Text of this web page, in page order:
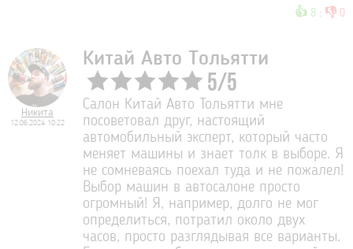
👍 8 : 👎 0
Никита
12.06.2024 10:22
Китай Авто Тольятти
5/5
Салон Китай Авто Тольятти мне
посоветовал друг, настоящий
автомобильный эксперт, который часто
меняет машины и знает толк в выборе. Я
не сомневаясь поехал туда и не пожалел!
Выбор машин в автосалоне просто
огромный! Я, например, долго не мог
определиться, потратил около двух
часов, просто разглядывая все варианты.